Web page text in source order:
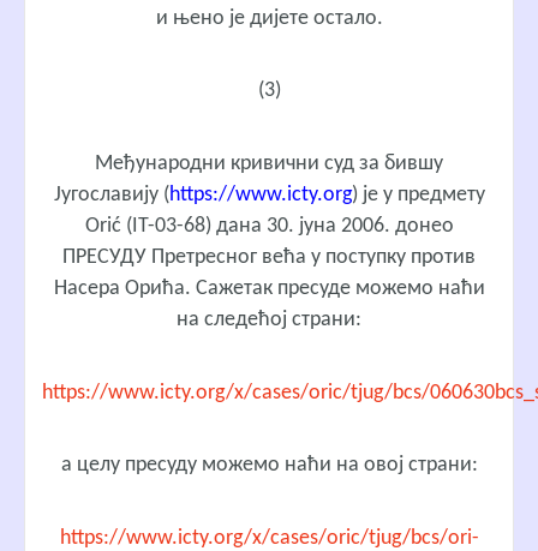
и њено је дијете остало.
(3)
Међународни кривични суд за бившу
Југославију (https://www.icty.org) је у предмету
Orić (IT-03-68) дана 30. јуна 2006. донео
ПРЕСУДУ Претресног већа у поступку против
Насера Орића. Сажетак пресуде можемо наћи
на следећој страни:
https://www.icty.org/x/cases/oric/tjug/bcs/
а целу пресуду можемо наћи на овој страни:
https://www.icty.org/x/cases/oric/tjug/bcs/ori-